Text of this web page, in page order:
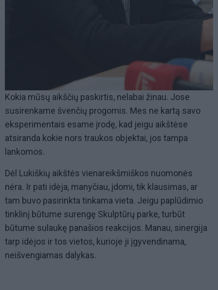
Kokia mūsų aikščių paskirtis, nelabai žinau. Jose
susirenkame švenčių progomis. Mes ne kartą savo
eksperimentais esame įrodę, kad jeigu aikštėse
atsiranda kokie nors traukos objektai, jos tampa
lankomos.
Dėl Lukiškių aikštės vienareikšmiškos nuomonės
nėra. Ir pati idėja, manyčiau, įdomi, tik klausimas, ar
tam buvo pasirinkta tinkama vieta. Jeigu paplūdimio
tinklinį būtume surengę Skulptūrų parke, turbūt
būtume sulaukę panašios reakcijos. Manau, sinergija
tarp idėjos ir tos vietos, kurioje ji įgyvendinama,
neišvengiamas dalykas.